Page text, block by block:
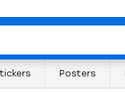
Posters